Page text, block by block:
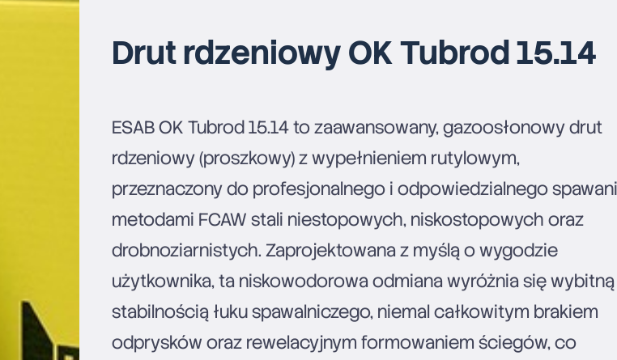
KONTAKT
Drut rdzeniowy OK Tubrod 15.14
ESAB OK Tubrod 15.14 to zaawansowany, gazoosłonowy drut
rdzeniowy (proszkowy) z wypełnieniem rutylowym,
przeznaczony do profesjonalnego i odpowiedzialnego
metodami FCAW stali niestopowych, niskostopowych oraz
drobnoziarnistych. Zaprojektowana z myślą o wygodzie
użytkownika, ta niskowodorowa odmiana wyróżnia się wybitną
stabilnością łuku spawalniczego, niemal całkowitym brakiem
odprysków oraz rewelacyjnym formowaniem ściegów, co